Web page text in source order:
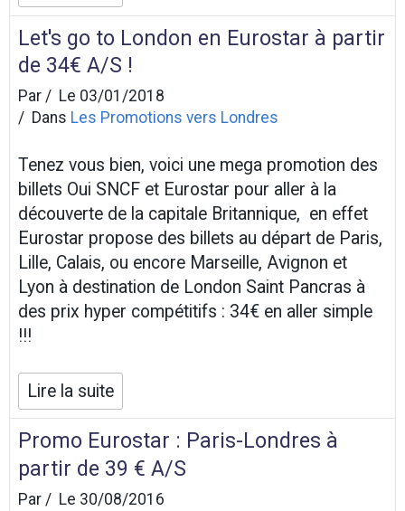
Let's go to London en Eurostar à partir
de 34€ A/S !
Par
Le 03/01/2018
Dans Les Promotions vers Londres
Tenez vous bien, voici une mega promotion des
billets Oui SNCF et Eurostar pour aller à la
découverte de la capitale Britannique, en effet
Eurostar propose des billets au départ de Paris,
Lille, Calais, ou encore Marseille, Avignon et
Lyon à destination de London Saint Pancras à
des prix hyper compétitifs : 34€ en aller simple
!!!
Lire la suite
Promo Eurostar : Paris-Londres à
partir de 39 € A/S
Par
Le 30/08/2016